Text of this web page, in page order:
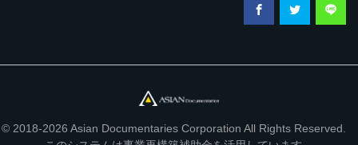
© 2018-2026 Asian Documentaries Corporation All Rights Reserved.